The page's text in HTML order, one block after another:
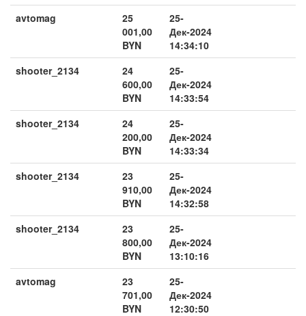
avtomag
25
001,00
BYN
25-
Дек-2024
14:34:10
shooter_2134
24
600,00
BYN
25-
Дек-2024
14:33:54
shooter_2134
24
200,00
BYN
25-
Дек-2024
14:33:34
shooter_2134
23
910,00
BYN
25-
Дек-2024
14:32:58
shooter_2134
23
800,00
BYN
25-
Дек-2024
13:10:16
avtomag
23
701,00
BYN
25-
Дек-2024
12:30:50